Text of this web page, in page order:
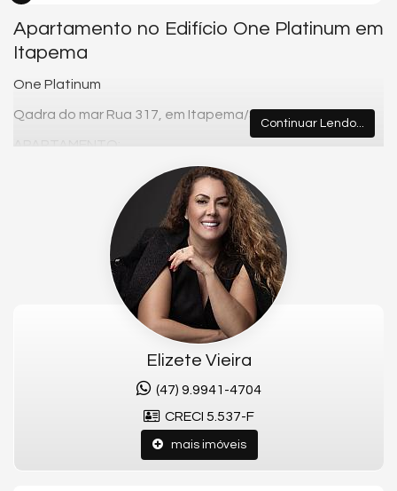
Apartamento no Edifício One Platinum em
Itapema
One Platinum
Qadra do mar Rua 317, em Itapema/SC, Meia Praia.
APARTAMENTO:
- 2 vagas de garagem
- Área privativa aproximada: 110,00m²
Mobiliada, decorada e equipada
Continuar Lendo...
Elizete Vieira
(47) 9.9941-4704
CRECI 5.537-F
mais imóveis